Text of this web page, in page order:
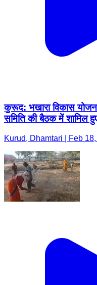
कुरूद: भखारा विकास
समिति की बैठक में शामिल
Kurud, Dhamtari | Feb